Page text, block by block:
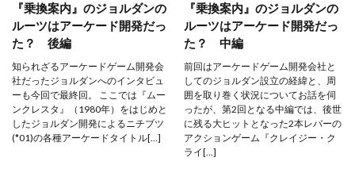
『乗換案内』のジョルダンの
ルーツはアーケード開発だっ
た？ 後編
知られざるアーケードゲーム開発会
社だったジョルダンへのインタビュ
ーも今回で最終回。 ここでは『ムー
ンクレスタ』（1980年）をはじめと
したジョルダン開発によるニチブツ
(*01)の各種アーケードタイトル[…]
『乗換案内』のジョルダンの
ルーツはアーケード開発だっ
た？ 中編
前回はアーケードゲーム開発会社と
してのジョルダン設立の経緯と、周
囲を取り巻く状況についてお話を伺
ったが、第2回となる中編では、後世
に残る大ヒットとなった2本レバーの
アクションゲーム『クレイジー・ク
ライ[…]